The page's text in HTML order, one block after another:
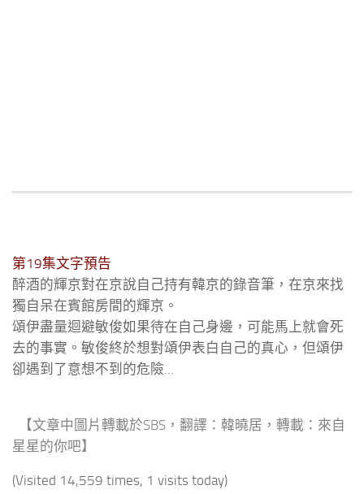
第19集文字預告
醉酒的輝京對在京說自己持有韓京的錄音筆，在京來找
獨自呆在賓館房間的輝京。
頌伊盡量迴避敏俊如果待在自己身邊，可能馬上就會死
去的事實。敏俊終於想對頌伊表白自己的真心，但頌伊
卻遇到了意想不到的危險…
【文章中圖片轉載於SBS，翻譯：韓曉居，轉載：來自
星星的你吧】
(Visited 14,559 times, 1 visits today)